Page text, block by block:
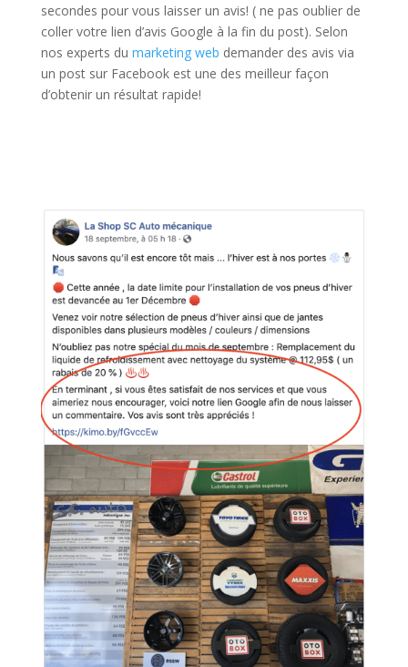
secondes pour vous laisser un avis! ( ne pas oublier de
coller votre lien d’avis Google à la fin du post). Selon
nos experts du marketing web demander des avis via
un post sur Facebook est une des meilleur façon
d’obtenir un résultat rapide!